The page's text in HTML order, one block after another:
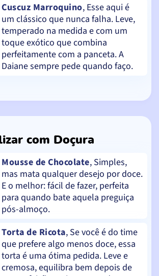
Cuscuz Marroquino, Esse aqui é
um clássico que nunca falha. Leve,
temperado na medida e com um
toque exótico que combina
perfeitamente com a panceta. A
Daiane sempre pede quando faço.
com Doçura
Mousse de Chocolate, Simples,
mas mata qualquer desejo por doce.
E o melhor: fácil de fazer, perfeita
para quando bate aquela preguiça
pós-almoço.
Torta de Ricota, Se você é do time
que prefere algo menos doce, essa
torta é uma ótima pedida. Leve e
cremosa, equilibra bem depois de